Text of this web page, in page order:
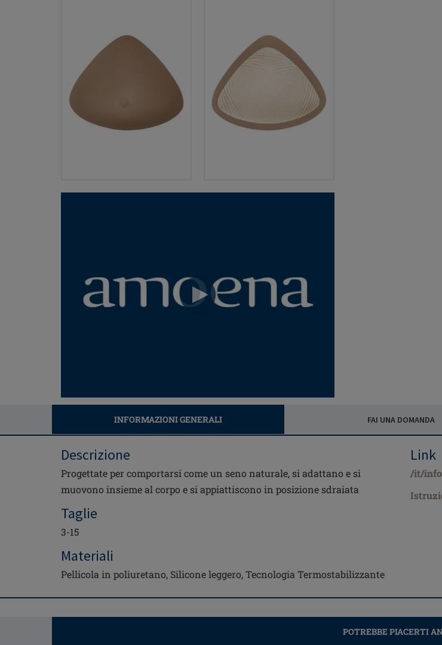
INFORMAZIONI GENERALI FAI UNA DOMANDA
Descrizione
Progettate per comportarsi come un seno naturale, si adattano e si
muovono insieme al corpo e si appiattiscono in posizione sdraiata
Taglie
3-15
Materiali
Pellicola in poliuretano, Silicone leggero, Tecnologia Termostabilizzante
Link
/it/
POTREBBE PIACERTI